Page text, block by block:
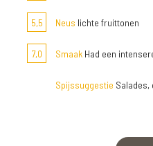
5,5 Neus lichte fruittonen
7,0 Smaak Had een
Spijssuggestie Salades,